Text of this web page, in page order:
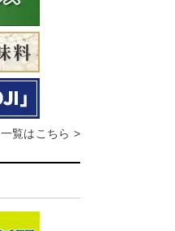
覧はこちら >